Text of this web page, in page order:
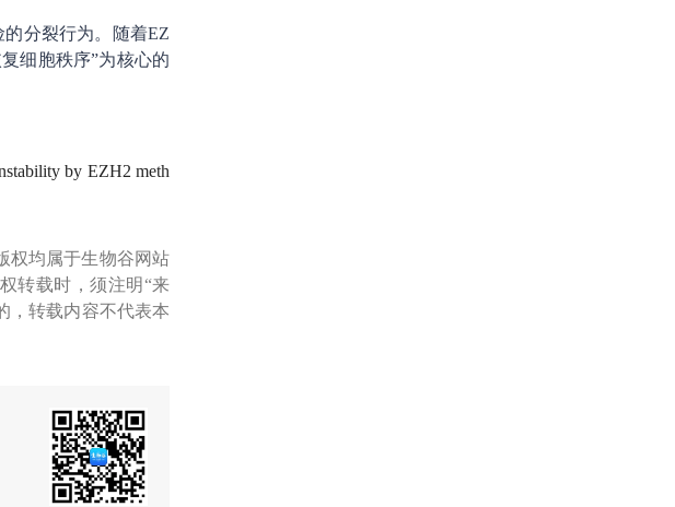
分裂行为。随着EZ
细胞秩序”为核心的
by EZH2 meth
权均属于生物谷网站
转载时，须注明“来
，转载内容不代表本